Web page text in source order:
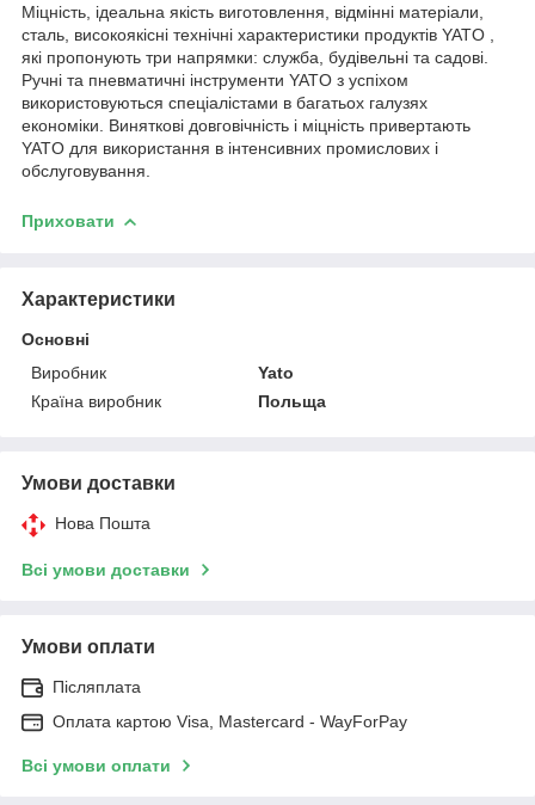
Міцність, ідеальна якість виготовлення, відмінні матеріали,
сталь, високоякісні технічні характеристики продуктів YATO ,
які пропонують три напрямки: служба, будівельні та садові.
Ручні та пневматичні інструменти YATO з успіхом
використовуються спеціалістами в багатьох галузях
економіки. Виняткові довговічність і міцність привертають
YATO для використання в інтенсивних промислових і
обслуговування.
Приховати
Характеристики
Основні
Виробник
Yato
Країна виробник
Польща
Умови доставки
Нова Пошта
Всі умови доставки
Умови оплати
Післяплата
Оплата картою Visa, Mastercard - WayForPay
Всі умови оплати